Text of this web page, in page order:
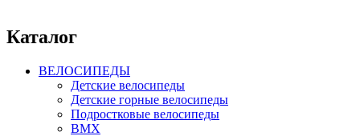
Каталог
ВЕЛОСИПЕДЫ
Детские велосипеды
Детские горные велосипеды
Подростковые велосипеды
BMX